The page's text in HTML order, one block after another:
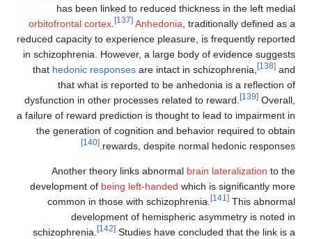
has been linked to reduced thickness in
orbitofrontal cortex . [137] Anhedonia,
reduced capacity to experience pleasure, is
in schizophrenia. However, a large body of
thathedonic responsesare intact in
that what is reported to be anhedonia is
dysfunction in other processes related to
a failure of reward prediction is thought to lead to
the generation of cognition and behavior
rewards, despite normal
Another theory links abnormalbrain
development ofbeing left-handedwhich is
common in those with schizophrenia.
development of hemispheric
schizophrenia.
Studies have concluded